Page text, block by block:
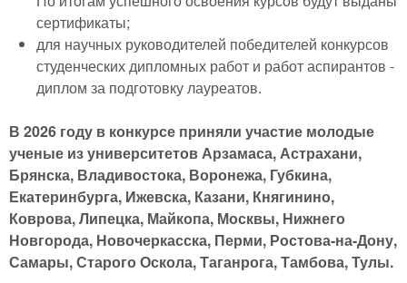
сертификаты;
для научных руководителей победителей конкурсов
студенческих дипломных работ и работ аспирантов -
диплом за подготовку лауреатов.
В 2026 году в конкурсе приняли участие молодые
ученые из университетов Арзамаса, Астрахани,
Брянска, Владивостока, Воронежа, Губкина,
Екатеринбурга, Ижевска, Казани, Княгинино,
Коврова, Липецка, Майкопа, Москвы, Нижнего
Новгорода, Новочеркасска, Перми, Ростова-на-Дону,
Самары, Старого Оскола, Таганрога, Тамбова, Тулы.